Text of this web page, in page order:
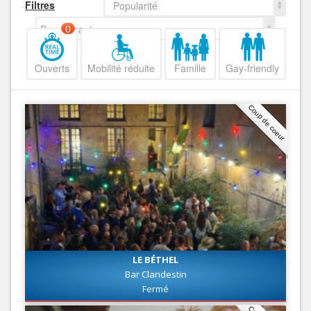
Filtres
Popularité
Decroissant
Ouverts
0
Mobilité réduite Famille Gay-friendly
Coup de coeur
LE BÉTHEL
Bar Clandestin
Fermé